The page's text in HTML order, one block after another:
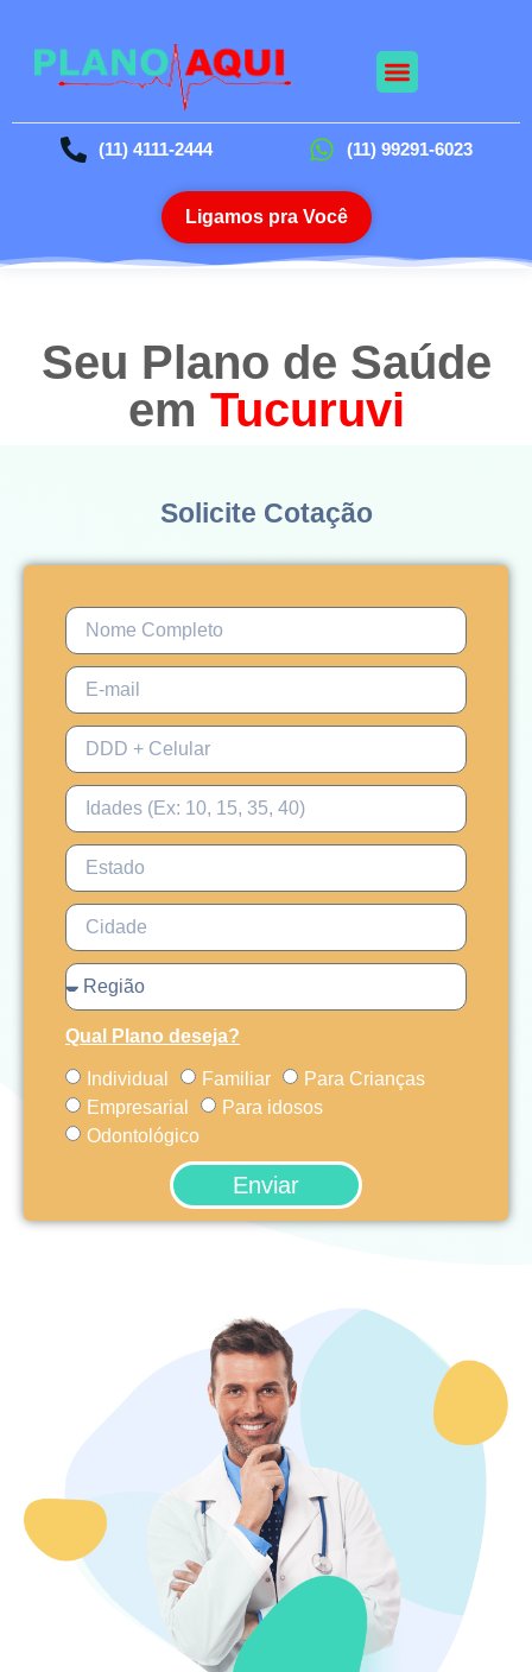
(11) 4111-2444 (11) 99291-6023
Ligamos pra Você
Seu Plano de Saúde
em Tucuruvi
Solicite Cotação
Qual Plano deseja?
Individual Familiar
Para Crianças
Empresarial
Para idosos
Odontológico
Enviar